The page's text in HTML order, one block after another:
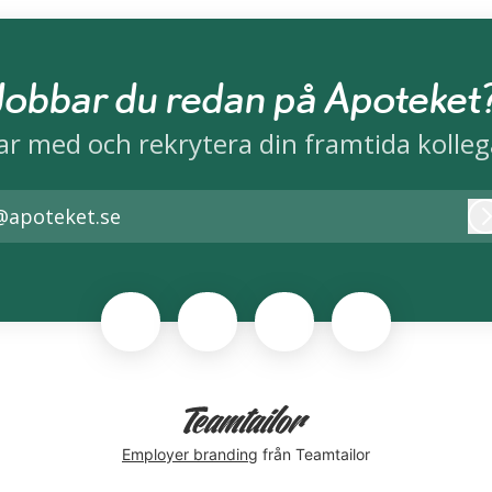
du redan på
med och rekrytera din framtida
Employer branding från Teamtailor